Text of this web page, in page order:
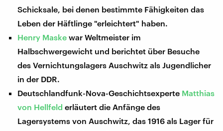
Schicksale, bei denen bestimmte Fähigkeiten das
Leben der Häftlinge "erleichtert" haben.
Henry Maske war Weltmeister im
Halbschwergewicht und berichtet über Besuche
des Vernichtungslagers Auschwitz als Jugendlicher
in der DDR.
Deutschlandfunk-Nova-Geschichtsexperte Matthias
von Hellfeld erläutert die Anfänge des
Lagersystems von Auschwitz, das 1916 als Lager für